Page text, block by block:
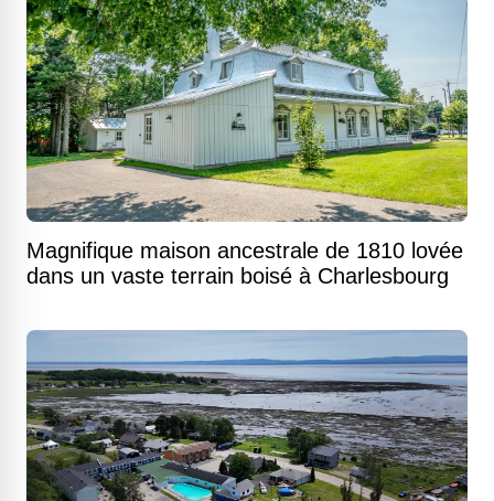
Magnifique maison ancestrale de 1810 lovée
dans un vaste terrain boisé à Charlesbourg